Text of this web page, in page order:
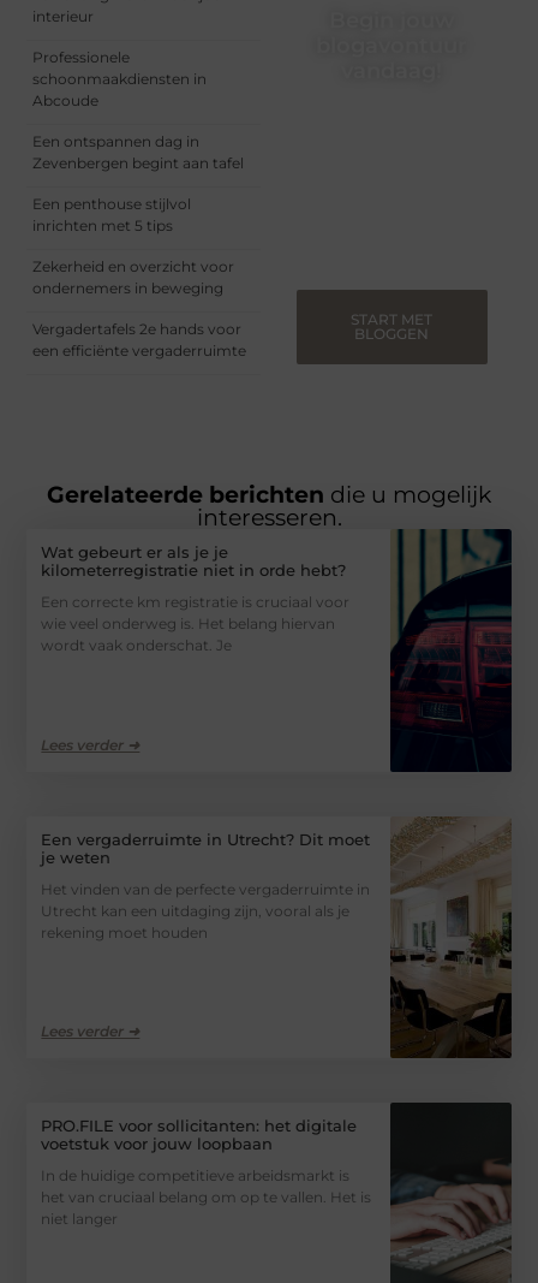
interieur
Professionele
schoonmaakdiensten in
Abcoude
Een ontspannen dag in
Zevenbergen begint aan tafel
Een penthouse stijlvol
inrichten met 5 tips
Zekerheid en overzicht voor
ondernemers in beweging
Vergadertafels 2e hands voor
een efficiënte vergaderruimte
START MET
BLOGGEN
Gerelateerde berichten die u mogelijk
interesseren.
Wat gebeurt er als je je
kilometerregistratie niet in orde hebt?
Een correcte km registratie is cruciaal voor
wie veel onderweg is. Het belang hiervan
wordt vaak onderschat. Je
Lees verder ➜
Een vergaderruimte in Utrecht? Dit moet
je weten
Het vinden van de perfecte vergaderruimte in
Utrecht kan een uitdaging zijn, vooral als je
rekening moet houden
Lees verder ➜
PRO.FILE voor sollicitanten: het digitale
voetstuk voor jouw loopbaan
In de huidige competitieve arbeidsmarkt is
het van cruciaal belang om op te vallen. Het is
niet langer